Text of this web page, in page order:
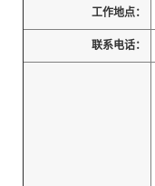
工作地点：
联系电话：